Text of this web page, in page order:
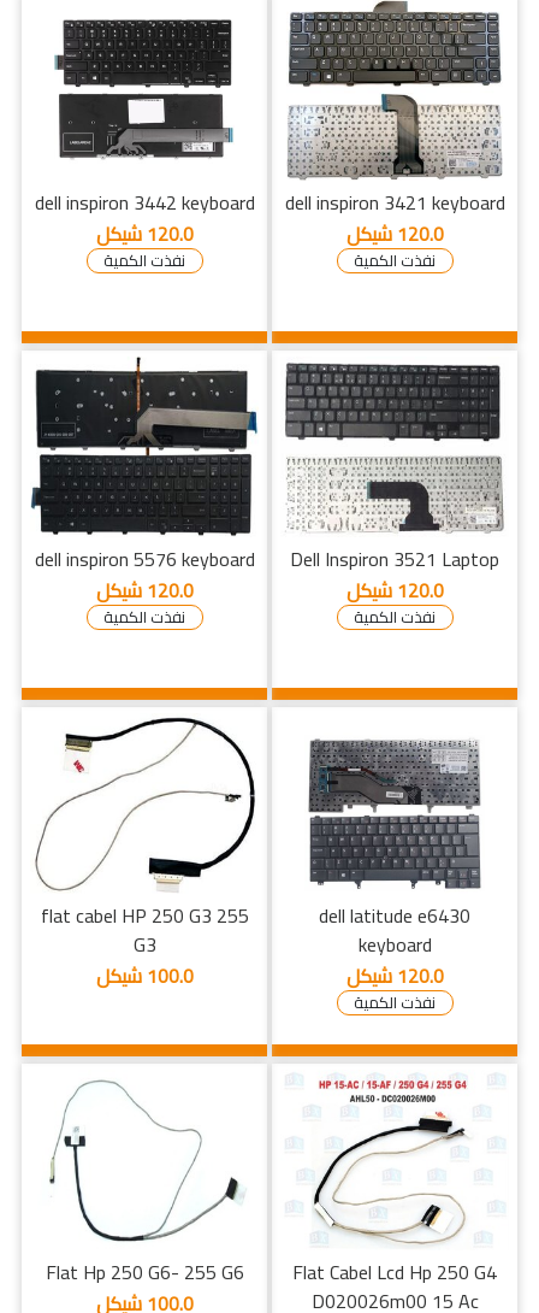
dell inspiron 3421 keyboard
120.0 شيكل
نفذت الكمية
dell inspiron 3442 keyboard
120.0 شيكل
نفذت الكمية
Dell Inspiron 3521 Laptop
120.0 شيكل
نفذت الكمية
dell inspiron 5576 keyboard
120.0 شيكل
نفذت الكمية
dell latitude e6430
keyboard
120.0 شيكل
نفذت الكمية
flat cabel HP 250 G3 255
G3
100.0 شيكل
Flat Cabel Lcd Hp 250 G4
D020026m00 15 Ac
Flat Hp 250 G6- 255 G6
100.0 شيكل